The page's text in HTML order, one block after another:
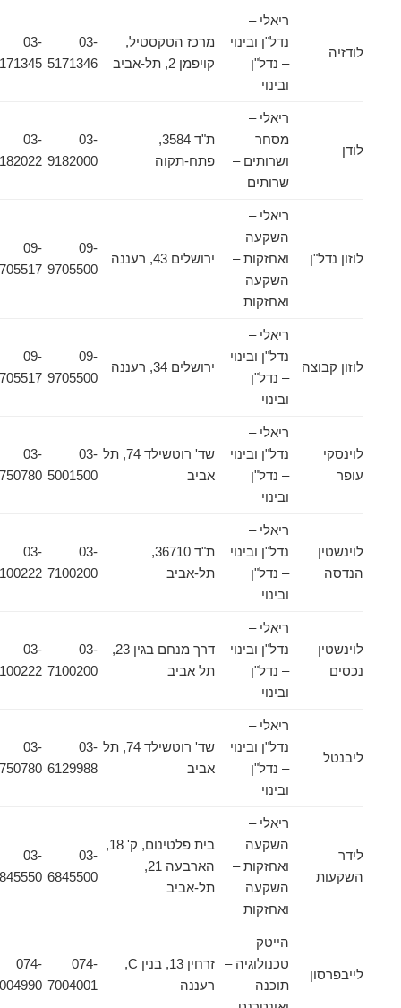
לודזיה
ריאלי –
נדל"ן ובינוי
– נדל"ן
ובינוי
מרכז הטקסטיל,
קויפמן 2, תל-אביב
5171346
5171345
ריאלי –
מסחר
ושרותים –
שרותים
ת"ד 3584,
פתח-תקוה
9182000
9182022
לוזון נדל"ן
ריאלי –
השקעה
ואחזקות –
השקעה
ואחזקות
ירושלים 43, רעננה
9705500
9705517
לוזון קבוצה
ריאלי –
נדל"ן ובינוי
– נדל"ן
ובינוי
ירושלים 34, רעננה
9705500
9705517
לוינסקי
עופר
ריאלי –
נדל"ן ובינוי
– נדל"ן
ובינוי
שד' רוטשילד 74, תל
אביב
03-
5001500
5750780
לוינשטין
הנדסה
ריאלי –
נדל"ן ובינוי
– נדל"ן
ובינוי
ת"ד 36710,
תל-אביב
7100200
7100222
לוינשטין
נכסים
ריאלי –
נדל"ן ובינוי
– נדל"ן
ובינוי
דרך מנחם בגין 23,
תל אביב
03-
7100200
7100222
ליבנטל
ריאלי –
נדל"ן ובינוי
– נדל"ן
ובינוי
שד' רוטשילד 74, תל
אביב
03-
6129988
5750780
לידר
השקעות
ריאלי –
השקעה
ואחזקות –
השקעה
ואחזקות
בית פלטינום, ק' 18,
הארבעה 21,
תל-אביב
03-
6845500
6845550
לייבפרסון
הייטק –
טכנולוגיה –
תוכנה
זרחין 13, בנין C,
רעננה
074-
7004001
074-
7004990